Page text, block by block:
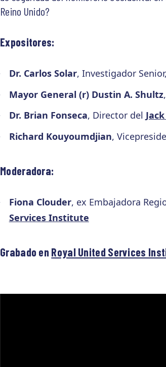
Reino Unido?
Expositores:
Dr. Carlos Solar, Investigador Senior,
Mayor General (r) Dustin A. Shultz
Dr. Brian Fonseca, Director del
Richard Kouyoumdjian,
Moderadora:
Fiona Clouder, ex Embajadora
Services Institute
Grabado enRoyal United Services